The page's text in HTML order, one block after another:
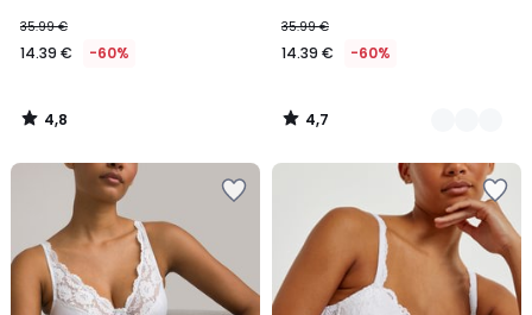
35.99 €
14.39 € -60%
4,8
/
35.99 €
14.39 € -60%
4,7
/